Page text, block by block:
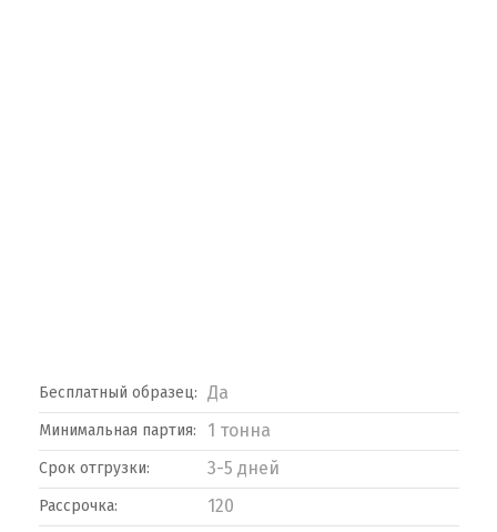
Бесплатный образец: Да
Минимальная партия: 1 тонна
Срок отгрузки: 3-5 дней
Рассрочка: 120